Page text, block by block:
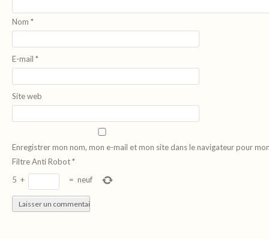
Nom *
E-mail *
Site web
Enregistrer mon nom, mon e-mail et mon site dans le navigateur pour
Filtre Anti Robot*
5 + = neuf